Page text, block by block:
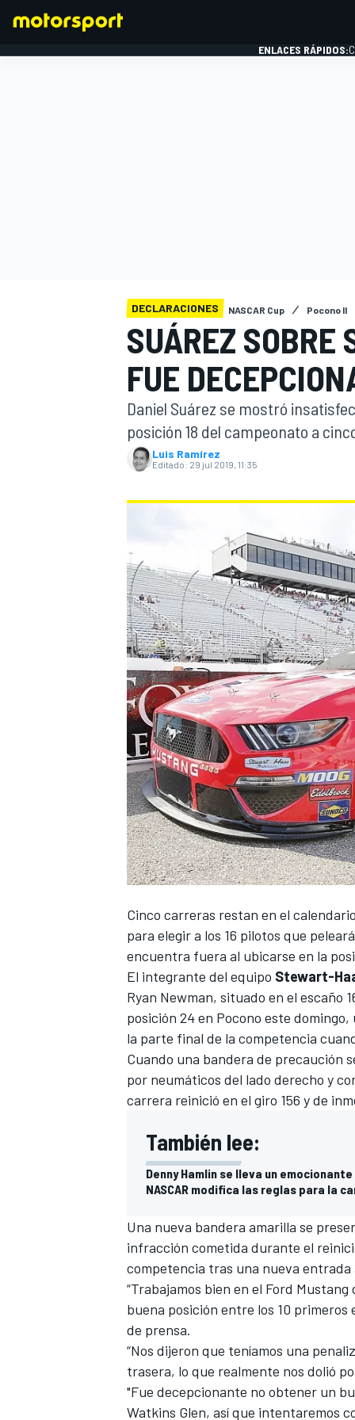
INDYCAR
MOTOGP
NASCAR CUP
FÓRMULA E
ENLACES RÁPIDOS:
DECLARACIONES NASCAR Cup Pocono II
SUÁREZ SOBRE
FUE
Daniel Suárez se mostró
posición 18 del campeonato a
Luis Ramírez
Editado: 29 jul 2019, 11:35
Cinco carreras restan en el
para elegir a los 16 pilotos que
encuentra fuera al ubicarse en la
El integrante del equipo Stewart-
Ryan Newman, situado en el escaño
posición 24 en Pocono este
la parte final de la competencia
Cuando una bandera de precaución
por neumáticos del lado derecho y
carrera reinició en el giro 156 y de
También lee:
Denny Hamlin se lleva un
NASCAR modifica las reglas para la
Una nueva bandera amarilla se
infracción cometida durante el
competencia tras una nueva
“Trabajamos bien en el Ford
buena posición entre los 10
de prensa.
“Nos dijeron que teníamos una
trasera, lo que realmente nos dolió
"Fue decepcionante no obtener un
Watkins Glen, así que intentaremos